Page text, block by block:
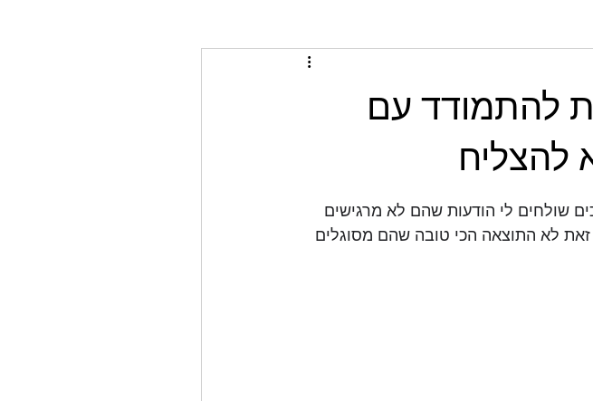
להתמודד עם
להצליח
שולחים לי הודעות שהם לא מרגישים
זאת לא התוצאה הכי טובה שהם מסוגלים